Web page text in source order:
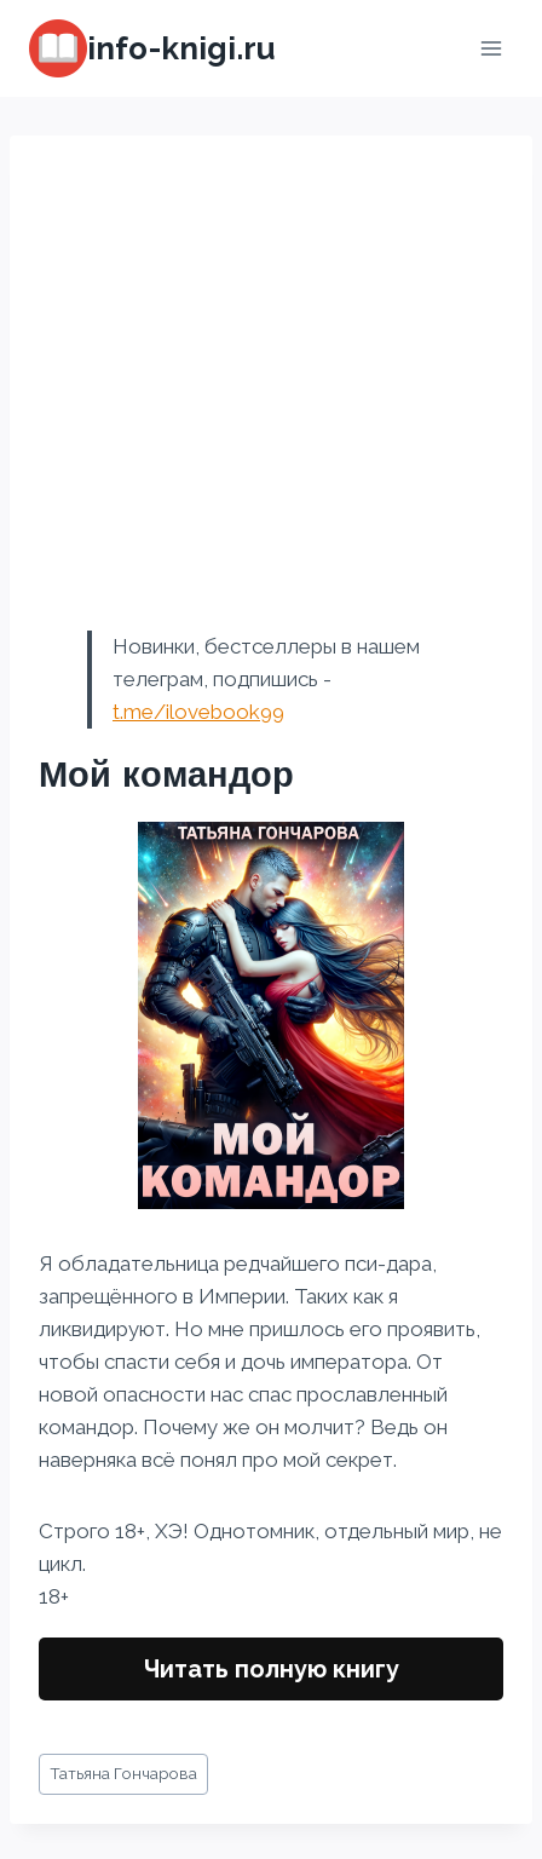
Перейти
содержимому
info-knigi.ru
Новинки, бестселлеры в нашем
телеграм, подпишись -
t.me/ilovebook99
Мой командор
Я обладательница редчайшего пси-дара,
запрещённого в Империи. Таких как я
ликвидируют. Но мне пришлось его проявить,
чтобы спасти себя и дочь императора. От
новой опасности нас спас прославленный
командор. Почему же он молчит? Ведь он
наверняка всё понял про мой секрет.
Строго 18+, ХЭ! Однотомник, отдельный мир, не
цикл.
18+
Читать полную книгу
Метки
записи:
Татьяна Гончарова